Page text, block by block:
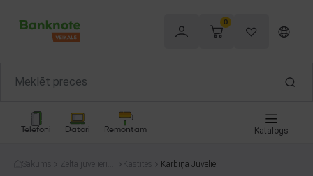
0
Telefoni Datori Remontam Katalogs
Sākums
Zelta juvelierizs
Kastītes
Kārbiņa Juvelieri